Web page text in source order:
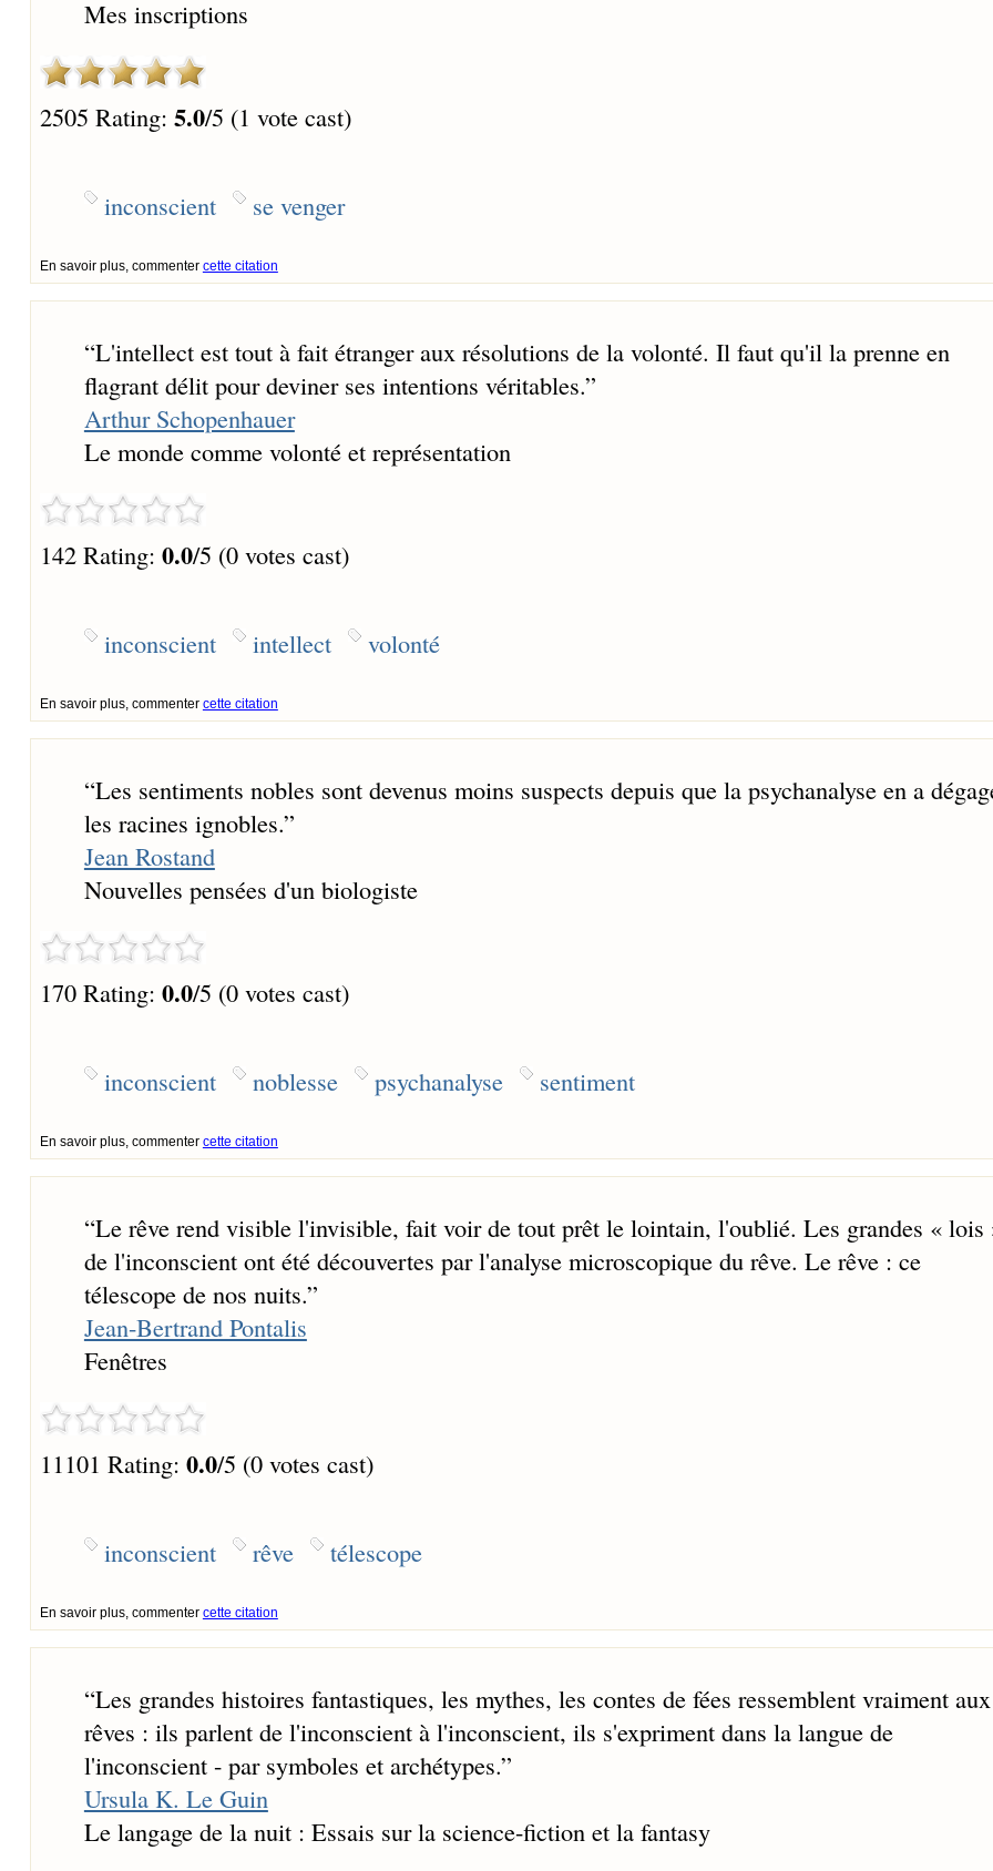
Mes inscriptions
2505 Rating: 5.0/5 (1 vote cast)
inconscient se venger
En savoir plus, commenter cette citation
“L'intellect est tout à fait étranger aux résolutions de la volonté. Il faut qu'il la prenne en
flagrant délit pour deviner ses intentions véritables.”
Arthur Schopenhauer
Le monde comme volonté et représentation
142 Rating: 0.0/5 (0 votes cast)
inconscient intellect volonté
En savoir plus, commenter cette citation
“Les sentiments nobles sont devenus moins suspects depuis que la psychanalyse en a
les racines ignobles.”
Jean Rostand
Nouvelles pensées d'un biologiste
170 Rating: 0.0/5 (0 votes cast)
inconscient noblesse psychanalyse sentiment
En savoir plus, commenter cette citation
“Le rêve rend visible l'invisible, fait voir de tout prêt le lointain, l'oublié. Les grandes « lois
de l'inconscient ont été découvertes par l'analyse microscopique du rêve. Le rêve : ce
télescope de nos nuits.”
Jean-Bertrand Pontalis
Fenêtres
11101 Rating: 0.0/5 (0 votes cast)
inconscient rêve télescope
En savoir plus, commenter cette citation
“Les grandes histoires fantastiques, les mythes, les contes de fées ressemblent vraiment aux
rêves : ils parlent de l'inconscient à l'inconscient, ils s'expriment dans la langue de
l'inconscient - par symboles et archétypes.”
Ursula K. Le Guin
Le langage de la nuit : Essais sur la science-fiction et la fantasy